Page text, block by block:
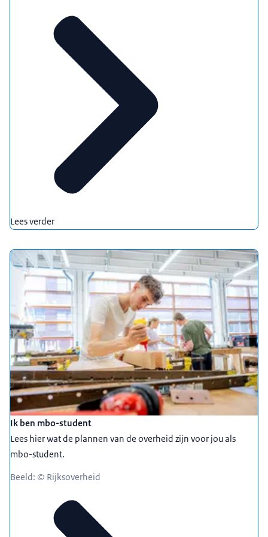
Lees verder
Ik ben mbo-student
Lees hier wat de plannen van de overheid zijn voor jou als
mbo-student.
Beeld: © Rijksoverheid